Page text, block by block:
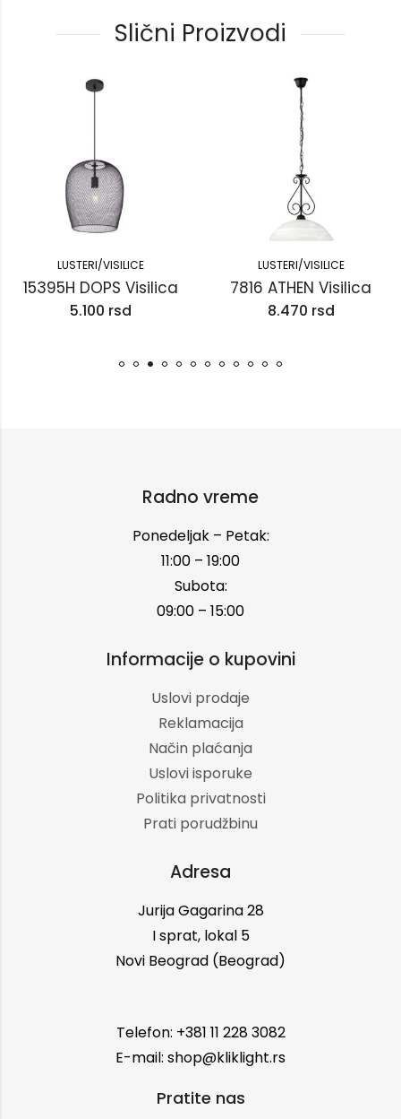
Slični Proizvodi
LUSTERI/VISILICE
15395H DOPS Visilica
5.100 rsd
LUSTERI/VISILICE
7816 ATHEN Visilica
8.470 rsd
Radno vreme
Ponedeljak – Petak:
11:00 – 19:00
Subota:
09:00 – 15:00
Informacije o kupovini
Uslovi prodaje
Reklamacija
Način plaćanja
Uslovi isporuke
Politika privatnosti
Prati porudžbinu
Adresa
Jurija Gagarina 28
I sprat, lokal 5
Novi Beograd (Beograd)
Telefon: +381 11 228 3082
E-mail: shop@kliklight.rs
Pratite nas